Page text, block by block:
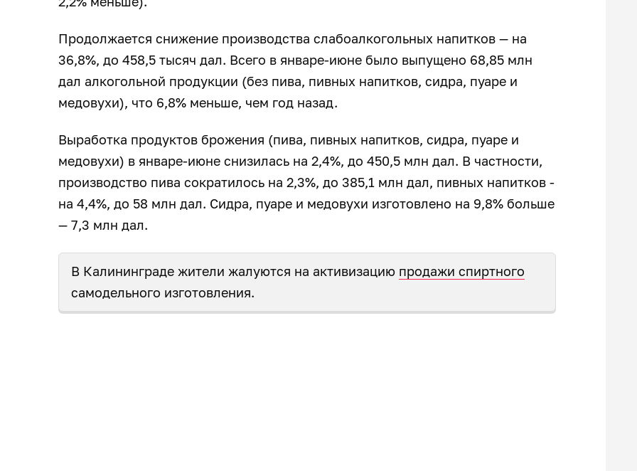
Продолжается снижение производства слабоалкогольных напитков — на
36,8%, до 458,5 тысяч дал. Всего в январе-июне было выпущено 68,85 млн
дал алкогольной продукции (без пива, пивных напитков, сидра, пуаре и
медовухи), что 6,8% меньше, чем год назад.
Выработка продуктов брожения (пива, пивных напитков, сидра, пуаре и
медовухи) в январе-июне снизилась на 2,4%, до 450,5 млн дал. В частности,
производство пива сократилось на 2,3%, до 385,1 млн дал, пивных напитков -
на 4,4%, до 58 млн дал. Сидра, пуаре и медовухи изготовлено на 9,8% больше
— 7,3 млн дал.
В Калининграде жители жалуются на активизацию продажи спиртного
самодельного изготовления.